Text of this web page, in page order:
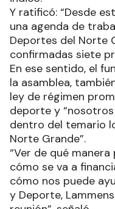
Y ratificó: “Desde
una agenda de
Deportes del Norte
confirmadas siete
En ese sentido, el
la asamblea,
ley de régimen
deporte y
dentro del temario
Norte Grande”.
“Ver de qué
cómo se va a
cómo nos puede
y Deporte,